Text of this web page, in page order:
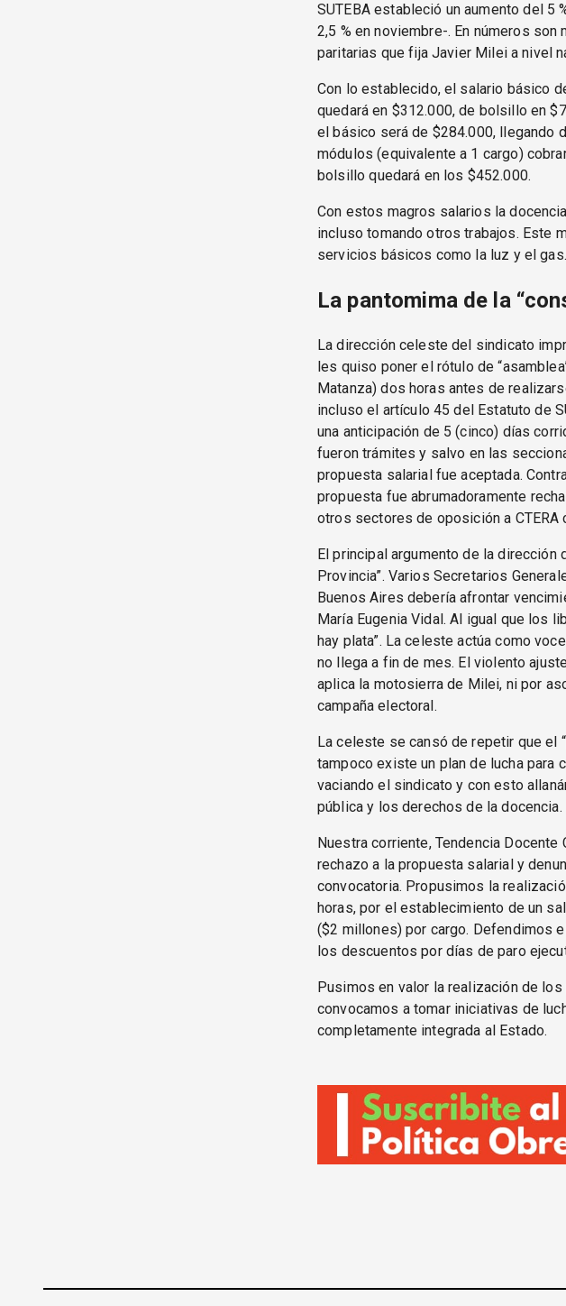
SUTEBA estableció un aumento del 5
2,5 % en noviembre-. En números
paritarias que fija Javier Milei a nivel
Con lo establecido, el salario básico
quedará en $312.000, de bolsillo en
el básico será de $284.000, llegando
módulos (equivalente a 1 cargo)
bolsillo quedará en los $452.000.
Con estos magros salarios la
incluso tomando otros trabajos. Este
servicios básicos como la luz y el gas.
La pantomima de la
La dirección celeste del sindicato
les quiso poner el rótulo de
Matanza) dos horas antes de
incluso el artículo 45 del Estatuto de
una anticipación de 5 (cinco) días
fueron trámites y salvo en las
propuesta salarial fue aceptada.
propuesta fue abrumadoramente
otros sectores de oposición a CTERA
El principal argumento de la dirección
Provincia”. Varios Secretarios
Buenos Aires debería afrontar
María Eugenia Vidal. Al igual que los
hay plata”. La celeste actúa como
no llega a fin de mes. El violento
aplica la motosierra de Milei, ni por
campaña electoral.
La celeste se cansó de repetir que el
tampoco existe un plan de lucha para
vaciando el sindicato y con esto
pública y los derechos de la docencia.
Nuestra corriente, Tendencia
rechazo a la propuesta salarial y
convocatoria. Propusimos la
horas, por el establecimiento de un
($2 millones) por cargo. Defendimos
los descuentos por días de paro
Pusimos en valor la realización de
convocamos a tomar iniciativas de
completamente integrada al Estado.